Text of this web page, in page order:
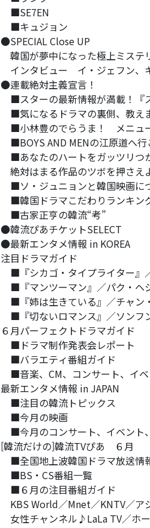
■SE7EN
■キュジョン
●SPECIAL Close UP
韓国が夢中になった極上ミステ
インタビュー イ・ジェフン、
●連載絶対主義宣言！
■スターの最新情報が満載！『
■気になるドラマの裏側、教え
■小林豊のでらうま！ メニュ
■BOYS AND MENの江原道へ行
■あなたのハートをガッツリつ
絶対はまる作品のツボを押さえ
■ソ・ジュニョンと韓国映画に
■韓国ドラマこだわりランキン
■古家正亨の韓流“考”
●韓流ぴあチケットSELECT
●最新エンタメ情報 in KOREA
注目ドラマガイド
■『シカゴ・タイプライター』
■『マンツーマン』／パク・ヘ
■『姉は生きている』／チャン
■『切ないロマンス』／ソンフ
６月パーフェクトドラマガイド
■ドラマ制作発表会レポート
■バラエティ番組ガイド
■音楽、CM、コンサート、イ
最新エンタメ情報 in JAPAN
■注目の韓流トピックス
■今月の映画
■今月のコンサート、イベント
[韓流だけの]韓流TVぴあ ６月
■全国地上波韓国ドラマ放送情
■BS・CS番組一覧
■６月の注目番組ガイド
KBS World／Mnet／KNTV／ア
女性チャンネル♪LaLa TV／ホ